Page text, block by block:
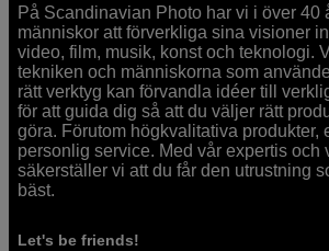
På Scandinavian Photo har vi i över 40
människor att förverkliga sina visioner
video, film, musik, konst och teknologi.
tekniken och människorna som
rätt verktyg kan förvandla idéer till
för att guida dig så att du väljer rätt
göra. Förutom högkvalitativa produkter,
personlig service. Med vår expertis och
säkerställer vi att du får den utrustning
bäst.
Let's be friends!